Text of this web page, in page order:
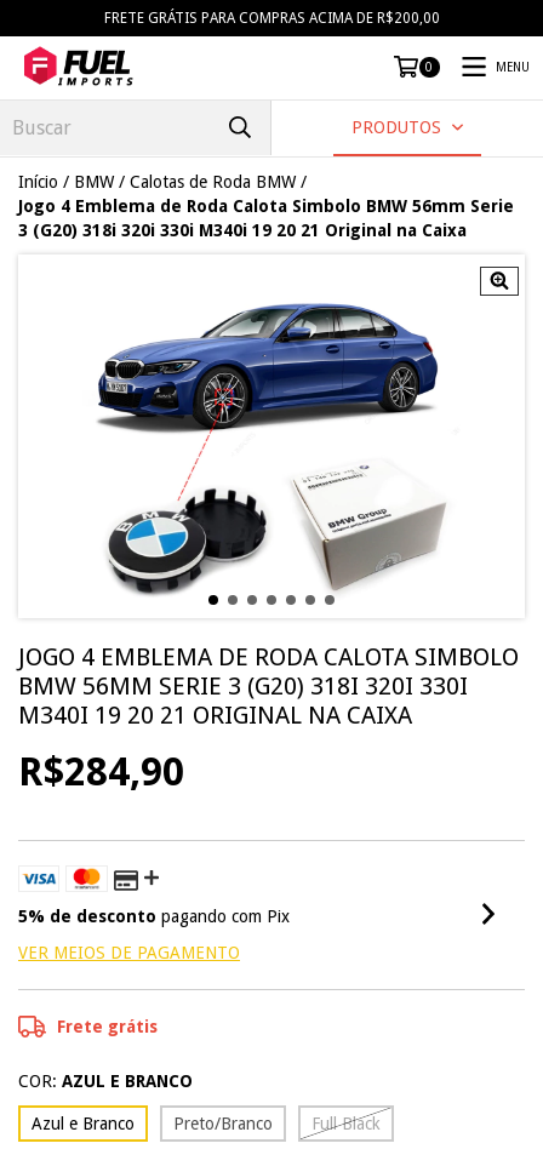
FRETE GRÁTIS PARA COMPRAS ACIMA DE R$200,00
0 MENU
PRODUTOS
Início / BMW / Calotas de Roda BMW /
Jogo 4 Emblema de Roda Calota Simbolo BMW 56mm Serie
3 (G20) 318i 320i 330i M340i 19 20 21 Original na Caixa
JOGO 4 EMBLEMA DE RODA CALOTA SIMBOLO
BMW 56MM SERIE 3 (G20) 318I 320I 330I
M340I 19 20 21 ORIGINAL NA CAIXA
R$284,90
5% de desconto pagando com Pix
VER MEIOS DE PAGAMENTO
Frete grátis
COR: AZUL E BRANCO
Azul e Branco Preto/Branco Full Black